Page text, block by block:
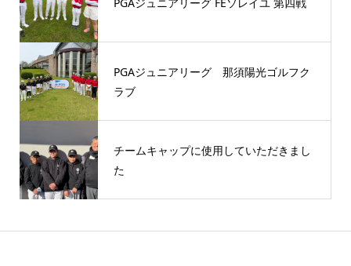
PGAジュニアリーグ FEソレイユ 第四戦
PGAジュニアリーグ 那須陽光ゴルフク
ラブ
チームキャップに使用していただきまし
た